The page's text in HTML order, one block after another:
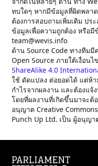
ทบใดๆ หากมีข้อมูลที่ผิดพลา
ต้องการสอบถามเพิ่มเติม ปร
ข้อมูลเพื่อความถูกต้อง หรือ
team@wevis.info
ด้าน Source Code ทางทีม
Open Source ภายใต้เงื่อนไข
ShareAlike 4.0
ใช้ ดัดแปลง ต่อยอดได้ แต่ห้
กำไรจากผลงาน และต้องแจ้
โดยที่ผลงานที่เกิดขึ้นมาจะต้
อนุญาต Creative
Punch Up Ltd. เป็น ผู้อนุญ